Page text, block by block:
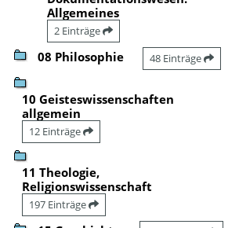
Allgemeines
2 Einträge
08 Philosophie 48 Einträge
10 Geisteswissenschaften
allgemein
12 Einträge
11 Theologie,
Religionswissenschaft
197 Einträge